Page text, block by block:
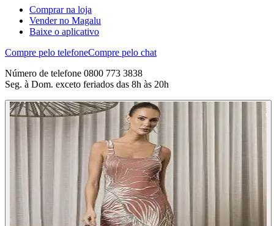
Comprar na loja
Vender no Magalu
Baixe o aplicativo
Compre pelo telefoneCompre pelo chat
Número de telefone 0800 773 3838
Seg. à Dom. exceto feriados das 8h às 20h